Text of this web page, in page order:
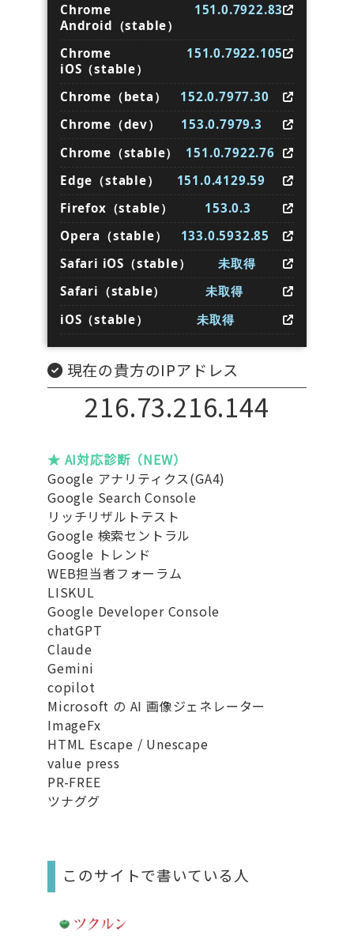
Chrome
Android（stable）
151.0.7922.83
Chrome
iOS（stable）
151.0.7922.105
Chrome（beta）
152.0.7977.30
Chrome（dev）
153.0.7979.3
Chrome（stable）
151.0.7922.76
Edge（stable）
151.0.4129.59
Firefox（stable）
153.0.3
Opera（stable）
133.0.5932.85
Safari iOS（stable）
未取得
Safari（stable）
未取得
iOS（stable）
未取得
現在の貴方のIPアドレス
216.73.216.144
★ AI対応診断（NEW）
Google アナリティクス(GA4)
Google Search Console
リッチリザルトテスト
Google 検索セントラル
Google トレンド
WEB担当者フォーラム
LISKUL
Google Developer Console
chatGPT
Claude
Gemini
copilot
Microsoft の AI 画像ジェネレーター
ImageFx
HTML Escape / Unescape
value press
PR-FREE
ツナググ
このサイトで書いている人